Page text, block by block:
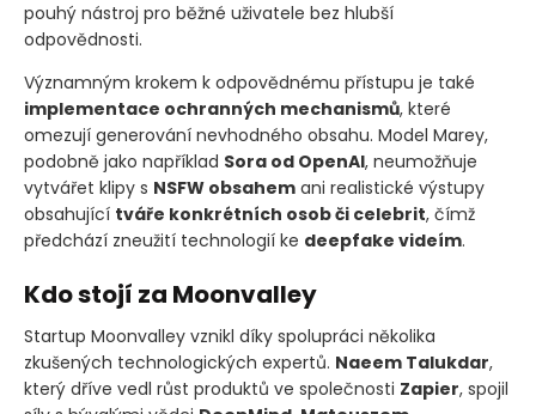
pouhý nástroj pro běžné uživatele bez hlubší
odpovědnosti.
Významným krokem k odpovědnému přístupu je také
implementace ochranných mechanismů, které
omezují generování nevhodného obsahu. Model Marey,
podobně jako například Sora od OpenAI, neumožňuje
vytvářet klipy s NSFW obsahem ani realistické výstupy
obsahující tváře konkrétních osob či celebrit, čímž
předchází zneužití technologií ke deepfake videím.
Kdo stojí za Moonvalley
Startup Moonvalley vznikl díky spolupráci několika
zkušených technologických expertů. Naeem Talukdar,
který dříve vedl růst produktů ve společnosti Zapier, spojil